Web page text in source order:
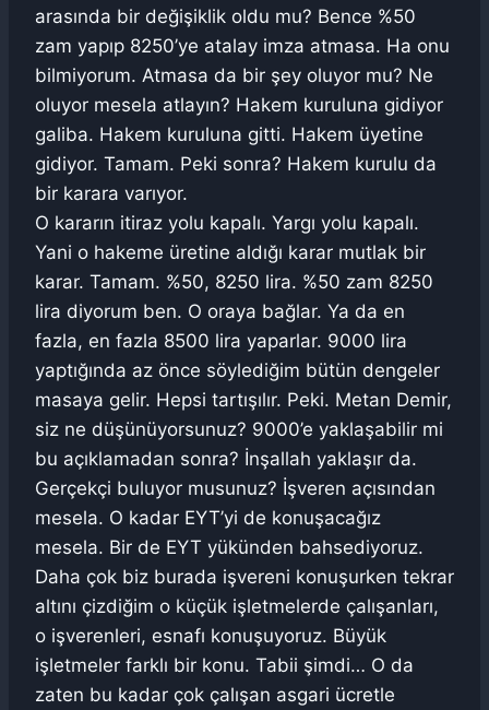
arasında bir değişiklik oldu mu? Bence %50
zam yapıp 8250’ye atalay imza atmasa. Ha onu
bilmiyorum. Atmasa da bir şey oluyor mu? Ne
oluyor mesela atlayın? Hakem kuruluna gidiyor
galiba. Hakem kuruluna gitti. Hakem üyetine
gidiyor. Tamam. Peki sonra? Hakem kurulu da
bir karara varıyor.
O kararın itiraz yolu kapalı. Yargı yolu kapalı.
Yani o hakeme üretine aldığı karar mutlak bir
karar. Tamam. %50, 8250 lira. %50 zam 8250
lira diyorum ben. O oraya bağlar. Ya da en
fazla, en fazla 8500 lira yaparlar. 9000 lira
yaptığında az önce söylediğim bütün dengeler
masaya gelir. Hepsi tartışılır. Peki. Metan Demir,
siz ne düşünüyorsunuz? 9000’e yaklaşabilir mi
bu açıklamadan sonra? İnşallah yaklaşır da.
Gerçekçi buluyor musunuz? İşveren açısından
mesela. O kadar EYT’yi de konuşacağız
mesela. Bir de EYT yükünden bahsediyoruz.
Daha çok biz burada işvereni konuşurken tekrar
altını çizdiğim o küçük işletmelerde çalışanları,
o işverenleri, esnafı konuşuyoruz. Büyük
işletmeler farklı bir konu. Tabii şimdi… O da
zaten bu kadar çok çalışan asgari ücretle